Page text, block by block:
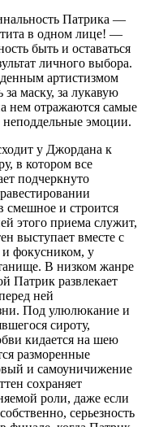
Патрика —
в одном лице! —
быть и оставаться
личного выбора.
артистизмом
маску, за лукавую
нем отражаются самые
эмоции.
у Джордана к
в котором все
подчеркнуто
смешное и строится
этого приема служит,
выступает вместе с
и фокусником, у
В низком жанре
Патрик развлекает
ней
Под улюлюкание и
сироту,
кидается на шею
разморенные
и самоуничижение
сохраняет
роли, даже если
серьезность